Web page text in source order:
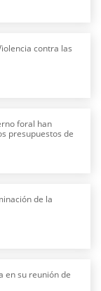
contra las
foral han
presupuestos de
de la
en su reunión de